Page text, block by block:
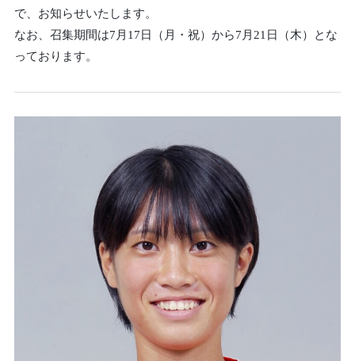
で、お知らせいたします。
なお、召集期間は7月17日（月・祝）から7月21日（木）とな
っております。